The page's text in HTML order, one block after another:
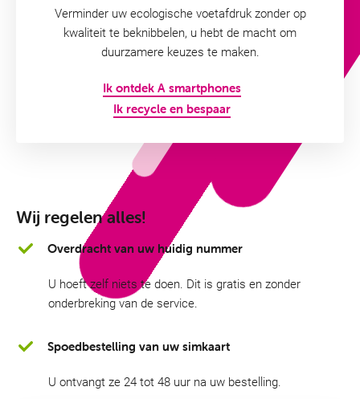
Verminder uw ecologische voetafdruk zonder op
kwaliteit te beknibbelen, u hebt de macht om
duurzamere keuzes te maken.
Ik ontdek A smartphones
Ik recycle en bespaar
Wij regelen alles!
Overdracht van uw huidig nummer
U hoeft zelf niets te doen. Dit is gratis en zonder
onderbreking van de service.
Spoedbestelling van uw simkaart
U ontvangt ze 24 tot 48 uur na uw bestelling.